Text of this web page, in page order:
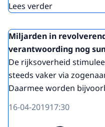
Lees verder
Miljarden in
verantwoording nog
De rijksoverheid
steeds vaker via
Daarmee worden
16-04-201917:30